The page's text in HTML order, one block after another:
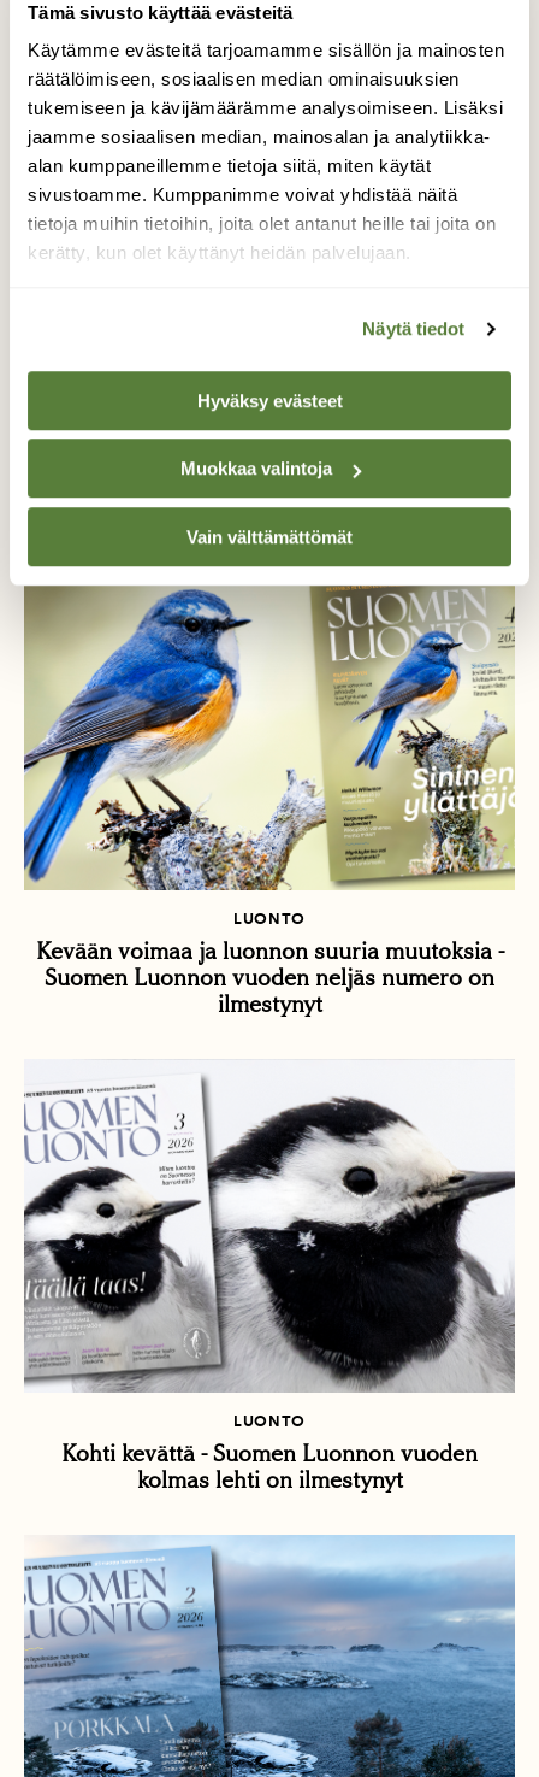
Tämä sivusto käyttää evästeitä
Käytämme evästeitä tarjoamamme sisällön ja mainosten
räätälöimiseen, sosiaalisen median ominaisuuksien
tukemiseen ja kävijämäärämme analysoimiseen. Lisäksi
jaamme sosiaalisen median, mainosalan ja analytiikka-
alan kumppaneillemme tietoja siitä, miten käytät
sivustoamme. Kumppanimme voivat yhdistää näitä
tietoja muihin tietoihin, joita olet antanut heille tai joita on
kerätty, kun olet käyttänyt heidän palvelujaan.
Näytä tiedot
Hyväksy evästeet
Muokkaa valintoja
Vain välttämättömät
Tilaa Suomen Luonto
Tue ajankohtaista ja asiantuntevaa
luonto- ja ympäristöjournalismia.
Tilaa Suomen Luonto ja tule mukaan
luonnonystävien joukkoon!
Alk. 3 numeroa 23,40 €.
Lisää aiheesta
LUONTO
Kevään voimaa ja luonnon suuria muutoksia -
Suomen Luonnon vuoden neljäs numero on
ilmestynyt
LUONTO
Kohti kevättä - Suomen Luonnon vuoden
kolmas lehti on ilmestynyt